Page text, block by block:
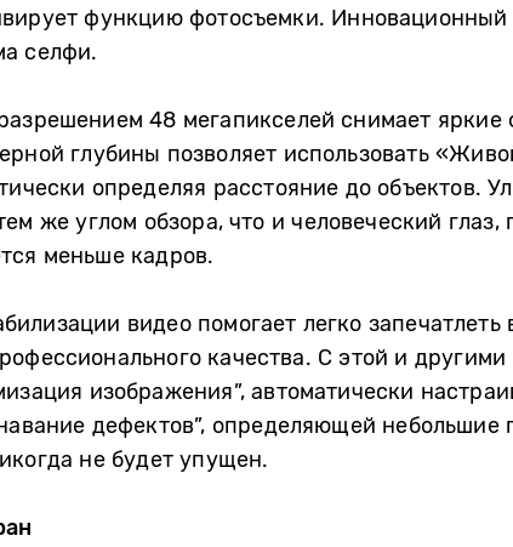
функцию фотосъемки.
селфи.
48 мегапикселей снимает
глубины позволяет использовать
определяя расстояние до объектов.
же углом обзора, что и человеческий
меньше кадров.
видео помогает легко
качества. С этой и
изображения”, автоматически
дефектов”, определяющей
не будет упущен.